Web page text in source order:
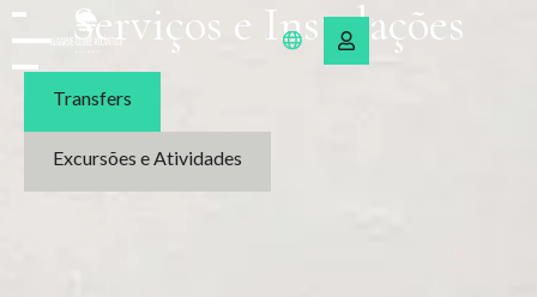
Serviços e Instalações
Transfers
Excursões e Atividades